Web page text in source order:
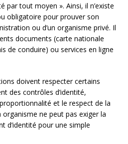
par tout moyen ». Ainsi, il n’existe
obligatoire pour prouver son
ou d’un organisme privé. Il
documents (carte nationale
de conduire) ou services en ligne
doivent respecter certains
des contrôles d’identité,
et le respect de la
organisme ne peut pas exiger la
d’identité pour une simple